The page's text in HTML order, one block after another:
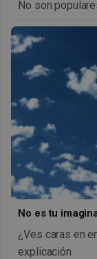
No son
No es tu
¿Ves caras en
explicación